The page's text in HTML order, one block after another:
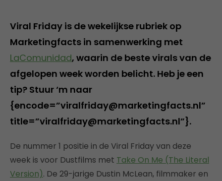
Viral Friday is de wekelijkse rubriek op
Marketingfacts in samenwerking met
LaComunidad, waarin de beste virals van de
afgelopen week worden belicht. Heb je een
tip? Stuur ‘m naar
{encode=”viralfriday@marketingfacts.nl”
title=”viralfriday@marketingfacts.nl”}.
De nummer 1 positie in de Viral Friday van deze
week is voor Dustfilms met Take On Me (The Literal
Version). De 29-jarige Dustin McLean, filmmaker en